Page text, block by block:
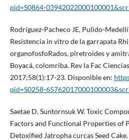
pid=S0864-
Rodríguez-Pacheco JE, Pulido-
Resistencia in vitro de la garrapata
organofosfoRados, piretroides y
Boyacá, colomriba. Rev la Fac
2017;58(1):17-23. Disponible en:
pid=S0258-
Saetae D, Suntornsuk W. Toxic
Factors and Functional Properties of
Detoxified Jatropha curcas Seed